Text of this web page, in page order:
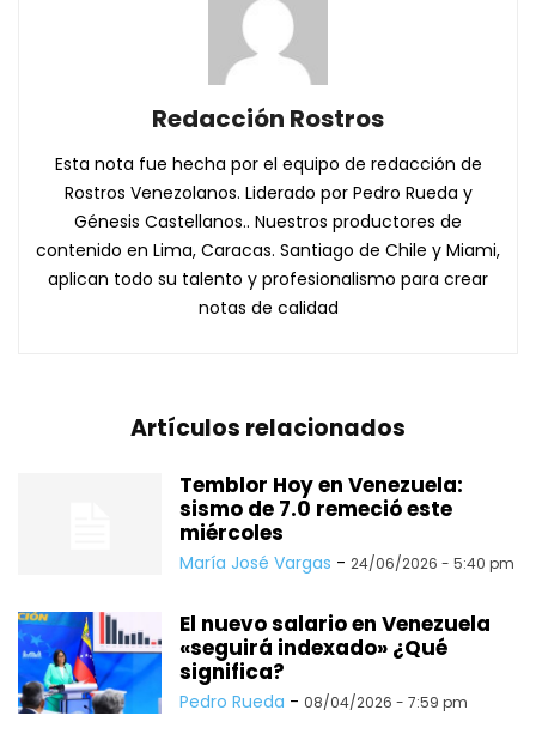
Redacción Rostros
Esta nota fue hecha por el equipo de redacción de
Rostros Venezolanos. Liderado por Pedro Rueda y
Génesis Castellanos.. Nuestros productores de
contenido en Lima, Caracas. Santiago de Chile y Miami,
aplican todo su talento y profesionalismo para crear
notas de calidad
Artículos relacionados
Temblor Hoy en Venezuela:
sismo de 7.0 remeció este
miércoles
María José Vargas - 24/06/2026 - 5:40 pm
El nuevo salario en Venezuela
«seguirá indexado» ¿Qué
significa?
Pedro Rueda - 08/04/2026 - 7:59 pm